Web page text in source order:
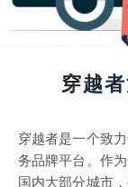
穿越
穿越者是一个致
务品牌平台。作
国内大部分城市